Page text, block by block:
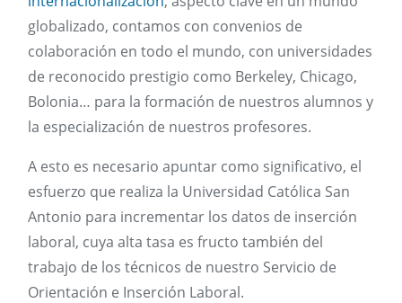
globalizado, contamos con convenios de
colaboración en todo el mundo, con universidades
de reconocido prestigio como Berkeley, Chicago,
Bolonia… para la formación de nuestros alumnos y
la especialización de nuestros profesores.
A esto es necesario apuntar como significativo, el
esfuerzo que realiza la Universidad Católica San
Antonio para incrementar los datos de inserción
laboral, cuya alta tasa es fructo también del
trabajo de los técnicos de nuestro Servicio de
Orientación e Inserción Laboral.